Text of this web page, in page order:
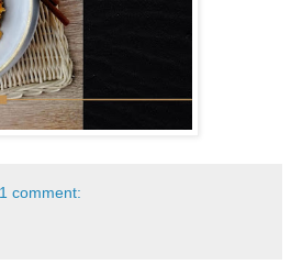
1 comment: